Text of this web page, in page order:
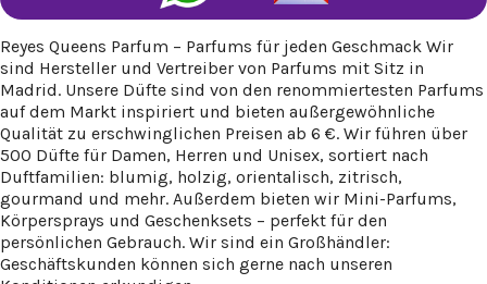
Reyes Queens Parfum – Parfums für jeden Geschmack Wir
sind Hersteller und Vertreiber von Parfums mit Sitz in
Madrid. Unsere Düfte sind von den renommiertesten Parfums
auf dem Markt inspiriert und bieten außergewöhnliche
Qualität zu erschwinglichen Preisen ab 6 €. Wir führen über
500 Düfte für Damen, Herren und Unisex, sortiert nach
Duftfamilien: blumig, holzig, orientalisch, zitrisch,
gourmand und mehr. Außerdem bieten wir Mini-Parfums,
Körpersprays und Geschenksets – perfekt für den
persönlichen Gebrauch. Wir sind ein Großhändler:
Geschäftskunden können sich gerne nach unseren